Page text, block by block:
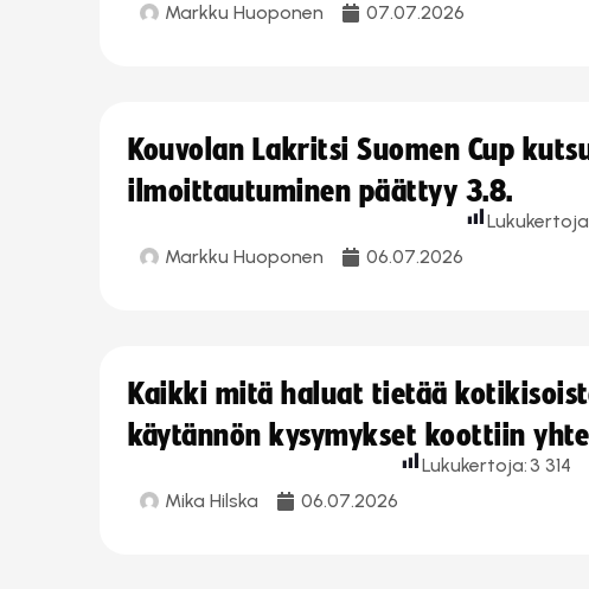
Markku Huoponen 07.07.2026
Kouvolan Lakritsi Suomen Cup
ilmoittautuminen päättyy 3.8.
Markku Huoponen 06.07.2026
Kaikki mitä haluat tietää
käytännön kysymykset koottiin
Mika Hilska 06.07.2026
Lukukertoja: 3 314